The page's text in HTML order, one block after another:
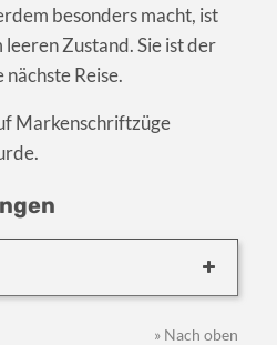
besonders macht, ist
Zustand. Sie ist der
Reise.
Markenschriftzüge
» Nach oben